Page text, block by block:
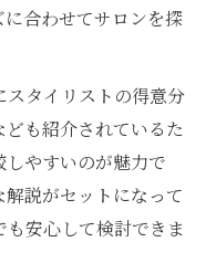
合わせてサロンを探
スタイリストの得意分
も紹介されているた
やすいのが魅力で
説がセットになって
安心して検討できま